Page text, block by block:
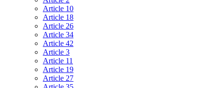
Article 10
Article 18
Article 26
Article 34
Article 42
Article 3
Article 11
Article 19
Article 27